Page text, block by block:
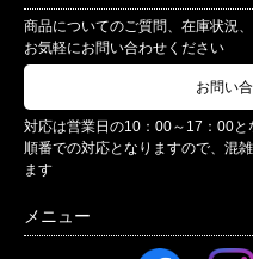
商品についてのご質問、在庫状況
お気軽にお問い合わせください
お問い
対応は営業日の10：00～17：00と
順番での対応となりますので、混
ます